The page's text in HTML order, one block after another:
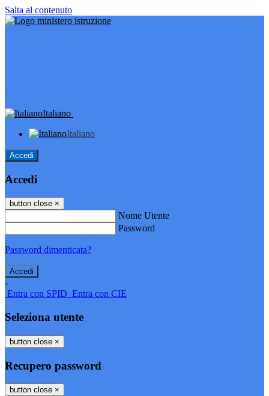
Salta al contenuto
Italiano
Italiano
Accedi
Accedi
button close ×
Nome Utente
Password
Password dimenticata?
-
Entra con SPID Entra con CIE
Seleziona utente
button close ×
Recupero password
button close ×